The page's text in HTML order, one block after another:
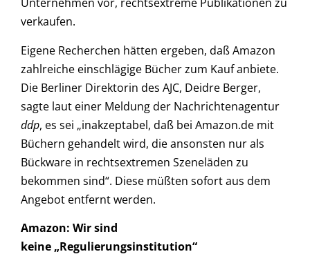
verkaufen.
Eigene Recherchen hätten ergeben, daß Amazon
zahlreiche einschlägige Bücher zum Kauf anbiete.
Die Berliner Direktorin des AJC, Deidre Berger,
sagte laut einer Meldung der Nachrichtenagentur
ddp, es sei „inakzeptabel, daß bei Amazon.de mit
Büchern gehandelt wird, die ansonsten nur als
Bückware in rechtsextremen Szeneläden zu
bekommen sind“. Diese müßten sofort aus dem
Angebot entfernt werden.
Amazon: Wir sind
keine „Regulierungsinstitution“